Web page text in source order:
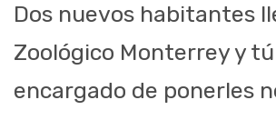
Dos nuevos habitantes
Zoológico Monterrey y
encargado de ponerles